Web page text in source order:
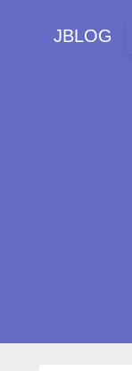
JBLOG